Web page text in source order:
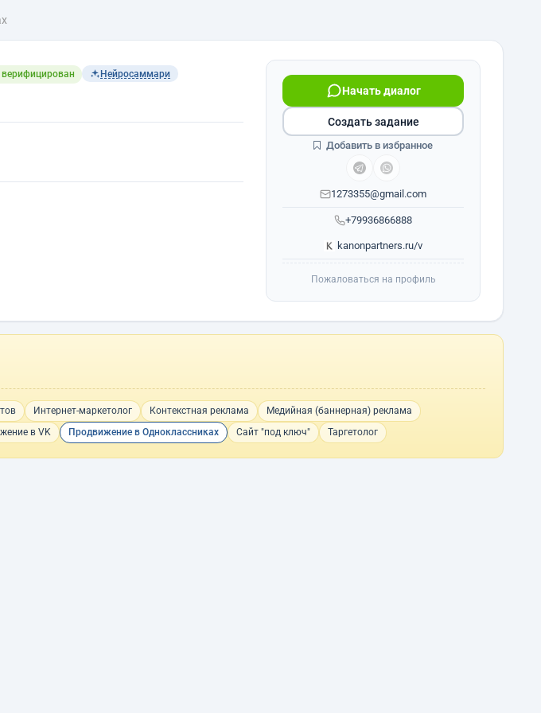
Нейросаммари
+79936866888
Начать диалог
1273355@gmail.com
kanonpartners.ru/v
Создать задание
Добавить в избранное
Пожаловаться на профиль
Интернет-маркетолог Контекстная реклама
Медийная (баннерная) реклама
в VK Продвижение в Одноклассниках Сайт "под ключ" Таргетолог